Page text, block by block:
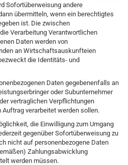
Sofortüberweisung andere
übermitteln, wenn ein berechtigtes
ist. Die zwischen
Verarbeitung Verantwortlichen
Daten werden von
an Wirtschaftsauskunfteien
die Identitäts- und
Daten gegebenenfalls an
oder Subunternehmer
vertraglichen Verpflichtungen
verarbeitet werden sollen.
die Einwilligung zum Umgang
gegenüber Sofortüberweisung zu
nicht auf personenbezogene Daten
Zahlungsabwicklung
werden müssen.